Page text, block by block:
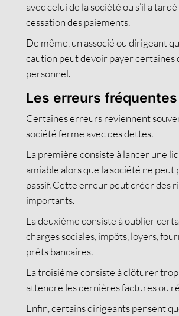
avec celui de la société ou s’il a
cessation des paiements.
De même, un associé ou dirigeant
caution peut devoir payer certaines
personnel.
Les erreurs
Certaines erreurs reviennent
société ferme avec des dettes.
La première consiste à lancer une
amiable alors que la société ne peut
passif. Cette erreur peut créer des
importants.
La deuxième consiste à oublier
charges sociales, impôts, loyers,
prêts bancaires.
La troisième consiste à clôturer
attendre les dernières factures ou
Enfin, certains dirigeants pensent